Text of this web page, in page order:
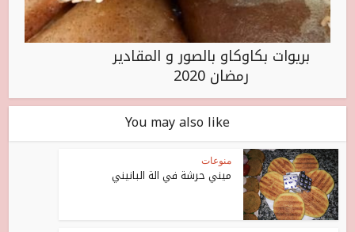
بريوات بكاوكاو بالصور و المقادير
رمضان 2020
You may also like
منوعات
ميني حرشة في الة البانيني